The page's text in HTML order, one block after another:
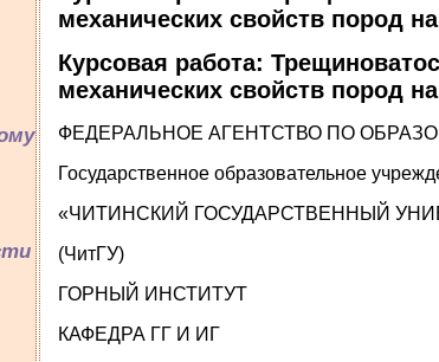
механических свойств пород
Курсовая работа:
механических свойств пород
ФЕДЕРАЛЬНОЕ АГЕНТСТВО ПО
Государственное образовательное
«ЧИТИНСКИЙ ГОСУДАРСТВЕННЫЙ
(ЧитГУ)
ГОРНЫЙ ИНСТИТУТ
КАФЕДРА ГГ И ИГ